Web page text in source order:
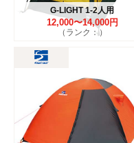
G-LIGHT 1-2人用
12,000〜14,000円
（ランク：）